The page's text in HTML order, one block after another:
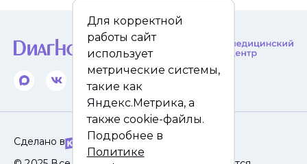
Сделано в
Для корректной
работы сайт
использует
метрические системы,
такие как
Яндекс.Метрика, а
также cookie-файлы.
Подробнее в
Политике